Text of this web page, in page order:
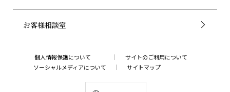
お客様相談室
個人情報保護について
サイトのご利用について
ソーシャルメディアについて
サイトマップ